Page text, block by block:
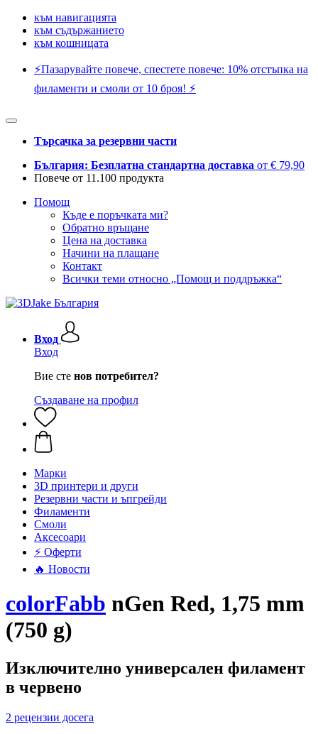
към навигацията
към съдържанието
към кошницата
⚡️Пазарувайте повече, спестете повече: 10% отстъпка на
филаменти и смоли от 10 броя! ⚡️
Търсачка за резервни части
България: Безплатна стандартна доставка от € 79,90
Повече от 11.100 продукта
Помощ
Къде е поръчката ми?
Обратно връщане
Цена на доставка
Начини на плащане
Контакт
Всички теми относно „Помощ и поддръжка“
Вход
Вход
Вие сте нов потребител?
Създаване на профил
Mарки
3D принтери и други
Резервни части и ъпгрейди
Филаменти
Смоли
Аксесоари
⚡ Оферти
🔥 Новости
colorFabb nGen Red, 1,75 mm
(750 g)
Изключително универсален филамент
в червено
2 рецензии досега